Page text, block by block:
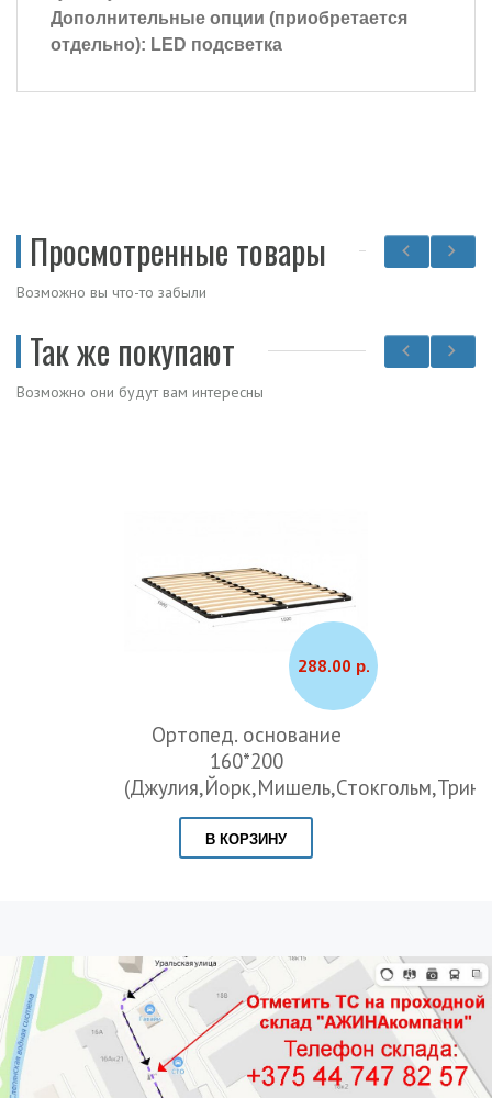
Дополнительные опции (приобретается
отдельно): LED подсветка
Просмотренные товары
Возможно вы что-то забыли
Так же покупают
Возможно они будут вам интересны
288.00 р.
Ортопед. основание
160*200
В КОРЗИНУ